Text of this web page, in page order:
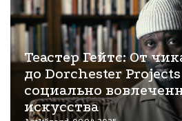
Теастер Гейтс: От
до Dorchester
социально
искусства